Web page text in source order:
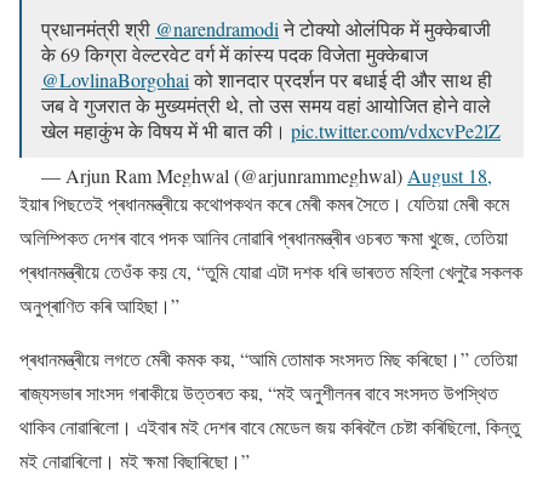
प्रधानमंत्री श्री @narendramodiने टोक्यो ओलंपिक में मुक्केबाजी
के 69 किग्रा वेल्टरवेट वर्ग में कांस्य पदक विजेता मुक्केबाज
@LovlinaBorgohaiको शानदार प्रदर्शन पर बधाई दी और साथ ही
जब वे गुजरात के मुख्यमंत्री थे, तो उस समय वहां आयोजित होने वाले
खेल महाकुंभ के विषय में भी बात की। pic.twitter.com/vdxcvPe2lZ
— Arjun Ram Meghwal (@arjunrammeghwal) August 18,
2021
ইয়াৰ পিছতেই প্ৰধানমন্ত্ৰীয়ে কথোপকথন কৰে মেৰী কমৰ সৈতে। যেতিয়া মেৰী কমে
অলিম্পিকত দেশৰ বাবে পদক আনিব নোৱাৰি প্ৰধানমন্ত্ৰীৰ ওচৰত ক্ষমা খুজে, তেতিয়া
প্ৰধানমন্ত্ৰীয়ে তেওঁক কয় যে, “তুমি যোৱা এটা দশক ধৰি ভাৰতত মহিলা খেলুৱৈ সকলক
অনুপ্ৰাণিত কৰি আহিছা।”
প্ৰধানমন্ত্ৰীয়ে লগতে মেৰী কমক কয়, “আমি তোমাক সংসদত মিছ কৰিছো।” তেতিয়া
ৰাজ্যসভাৰ সাংসদ গৰাকীয়ে উত্তৰত কয়, “মই অনুশীলনৰ বাবে সংসদত উপস্থিত
থাকিব নোৱাৰিলো। এইবাৰ মই দেশৰ বাবে মেডেল জয় কৰিবলৈ চেষ্টা কৰিছিলো, কিন্তু
মই নোৱাৰিলো। মই ক্ষমা বিছাৰিছো।”